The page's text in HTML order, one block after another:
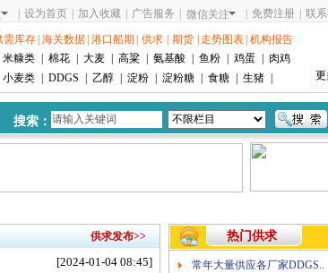
设为首页 加入收藏 广告服务 微信关注 免费注册 联
需库存 海关数据 港口船期 供求 期货 走势图表 机构报告
米糠类 棉花 大麦 高粱 氨基酸 鱼粉 鸡蛋
肉鸡
小麦类 DDGS 乙醇 淀粉 淀粉糖 食糖 生猪 更
搜索：
供求发布>>
[2024-01-04 08:45]
热门供求
常年大量供应各厂家DDGS..